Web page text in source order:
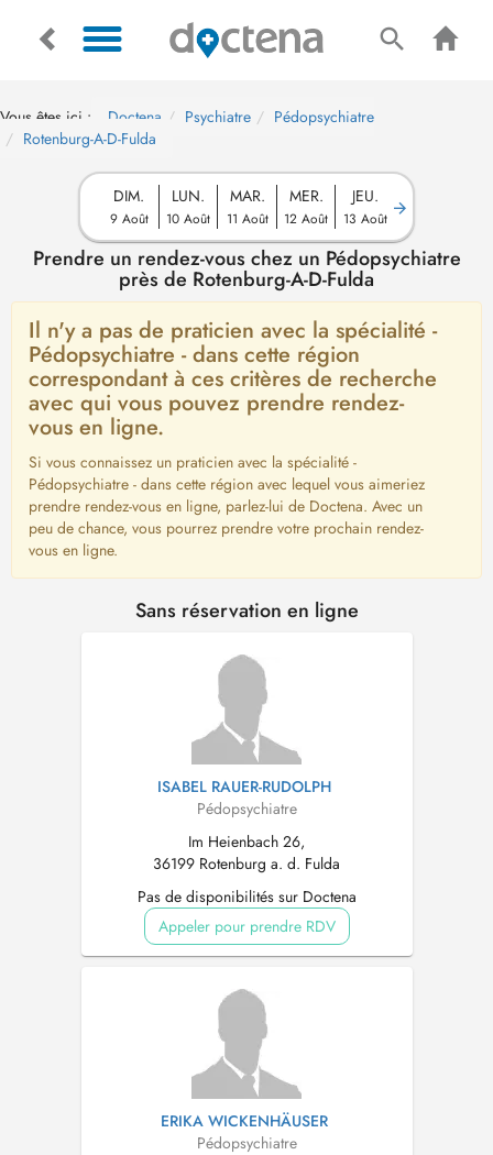
Vous êtes ici : Doctena Psychiatre
Pédopsychiatre
Rotenburg-A-D-Fulda
DIM.
9 Août
LUN.
10 Août
MAR.
11 Août
MER.
12 Août
JEU.
13 Août
Prendre un rendez-vous chez un Pédopsychiatre
près de Rotenburg-A-D-Fulda
Il n'y a pas de praticien avec la spécialité -
Pédopsychiatre - dans cette région
correspondant à ces critères de recherche
avec qui vous pouvez prendre rendez-
vous en ligne.
Si vous connaissez un praticien avec la spécialité -
Pédopsychiatre - dans cette région avec lequel vous aimeriez
prendre rendez-vous en ligne, parlez-lui de Doctena. Avec un
peu de chance, vous pourrez prendre votre prochain rendez-
vous en ligne.
Sans réservation en ligne
ISABEL RAUER-RUDOLPH
Pédopsychiatre
Im Heienbach 26,
36199 Rotenburg a. d. Fulda
Pas de disponibilités sur Doctena
Appeler pour prendre RDV
ERIKA WICKENHÄUSER
Pédopsychiatre